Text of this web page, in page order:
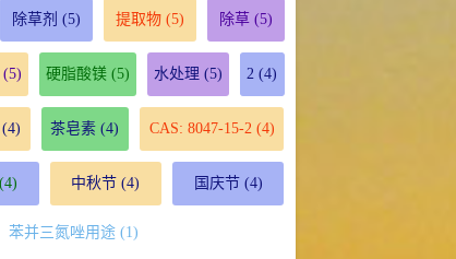
除草剂 (5) 提取物(5) 除草(5)
硬脂酸镁(5) 水处理 (5) 2 (4)
(4) 茶皂素 (4) CAS: 8047-15-2 (4)
(4) 中秋节 (4) 国庆节(4)
苯并三氮唑用途 (1)